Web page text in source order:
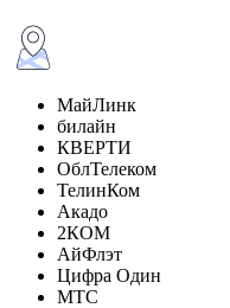
МайЛинк
билайн
КВЕРТИ
ОблТелеком
ТелинКом
Акадо
2КОМ
АйФлэт
Цифра Один
МТС